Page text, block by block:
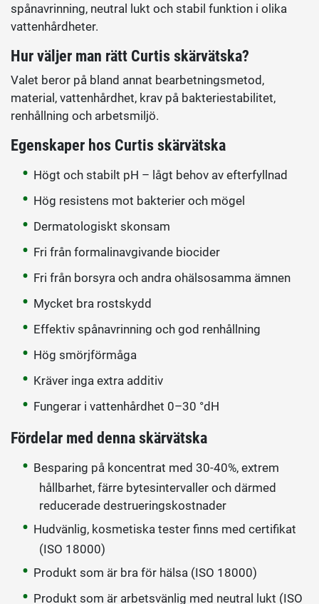
spånavrinning, neutral lukt och stabil funktion i olika
vattenhårdheter.
Hur väljer man rätt Curtis skärvätska?
Valet beror på bland annat bearbetningsmetod,
material, vattenhårdhet, krav på bakteriestabilitet,
renhållning och arbetsmiljö.
Egenskaper hos Curtis skärvätska
Högt och stabilt pH – lågt behov av efterfyllnad
Hög resistens mot bakterier och mögel
Dermatologiskt skonsam
Fri från formalinavgivande biocider
Fri från borsyra och andra ohälsosamma ämnen
Mycket bra rostskydd
Effektiv spånavrinning och god renhållning
Hög smörjförmåga
Kräver inga extra additiv
Fungerar i vattenhårdhet 0–30 °dH
Fördelar med denna skärvätska
Besparing på koncentrat med 30-40%, extrem
hållbarhet, färre bytesintervaller och därmed
reducerade destrueringskostnader
Hudvänlig, kosmetiska tester finns med certifikat
(ISO 18000)
Produkt som är bra för hälsa (ISO 18000)
Produkt som är arbetsvänlig med neutral lukt (ISO